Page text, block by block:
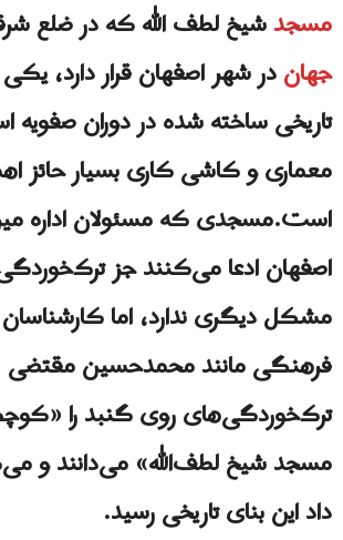
مسجدشیخ لطف الله که در ضلع
جهاندر شهر اصفهان قرار دارد، یکی
تاریخی ساخته شده در دوران
معماری و کاشی کاری بسیار حائز
است.مسجدی که مسئولان اداره
اصفهان ادعا می‌کنند جز
مشکل دیگری ندارد، اما
فرهنگی مانند محمدحسین مقتضی
ترک‌خوردگی‌های روی گنبد را
مسجد شیخ‌ لطف‌الله» می‌دانند و
داد این بنای تاریخی رسید.